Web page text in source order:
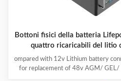
Bottoni fisici della batteria
quattro ricaricabili del litio
ompared with 12v Lithium battery
for replacement of 48v AGM/ GEL/